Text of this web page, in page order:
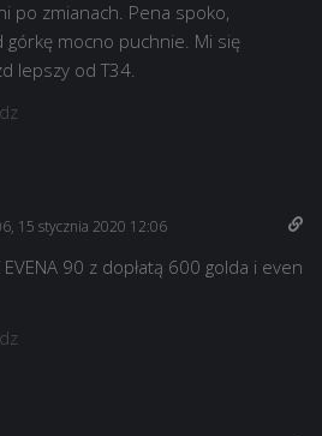
po zmianach. Pena spoko,
górkę mocno puchnie. Mi się
lepszy od T34.
15 stycznia 2020 12:06
EVENA 90 z dopłatą 600 golda i even